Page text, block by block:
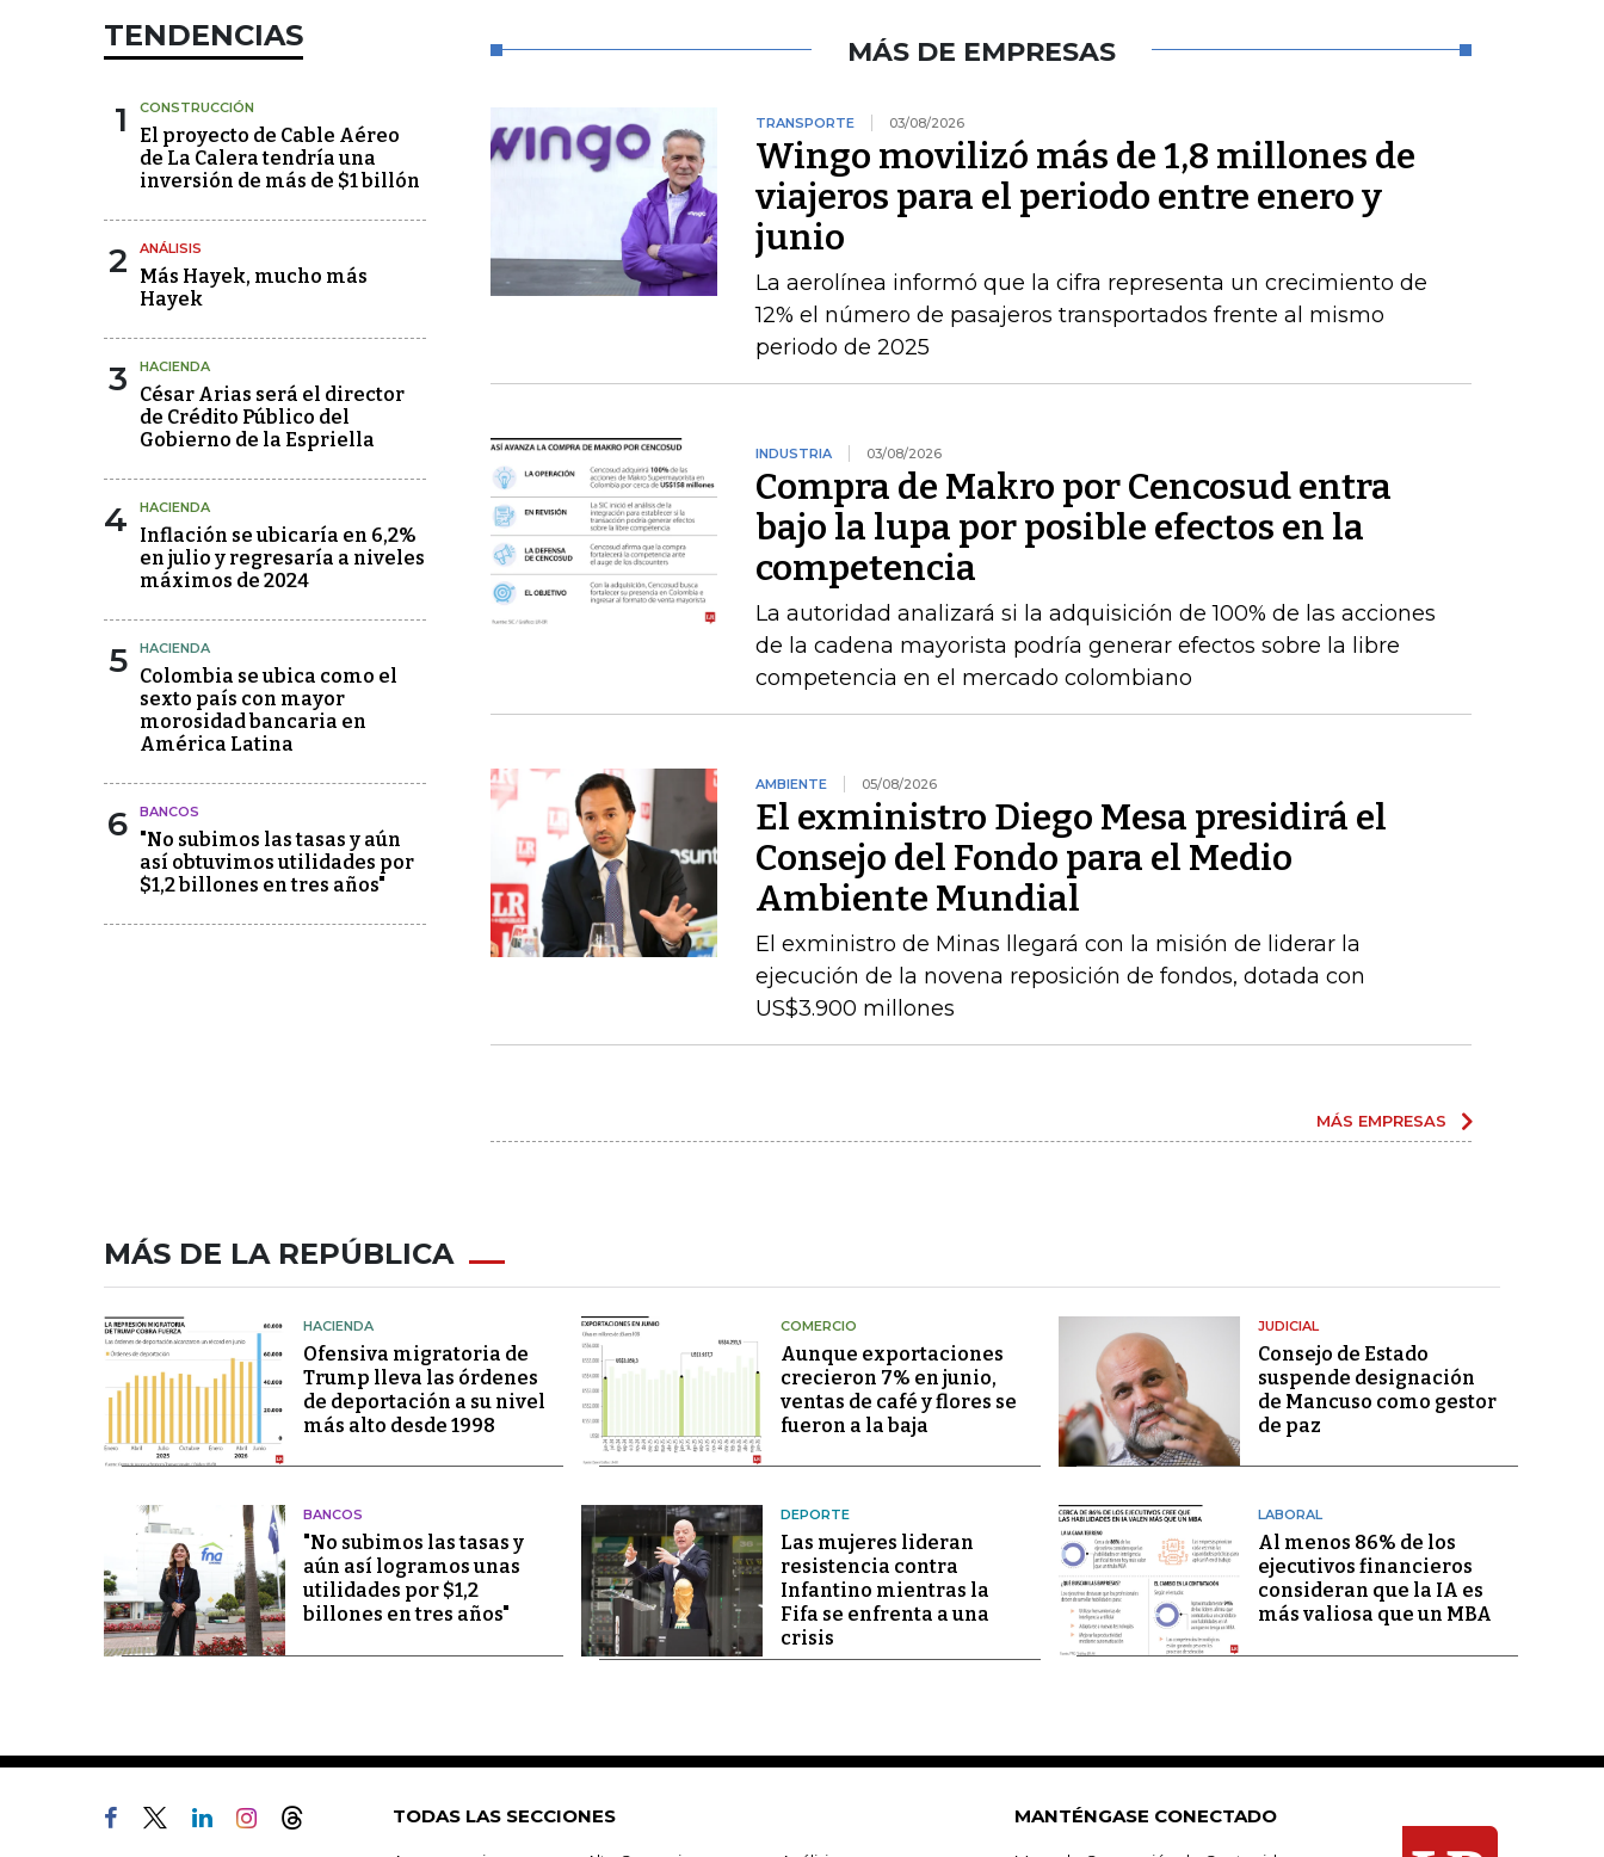
TENDENCIAS
1 CONSTRUCCIÓN
El proyecto de Cable Aéreo
de La Calera tendría una
inversión de más de $1 billón
2 ANÁLISIS
Más Hayek, mucho más
Hayek
3 HACIENDA
César Arias será el director
de Crédito Público del
Gobierno de la Espriella
4 HACIENDA
Inflación se ubicaría en 6,2%
en julio y regresaría a niveles
máximos de 2024
5 HACIENDA
Colombia se ubica como el
sexto país con mayor
morosidad bancaria en
América Latina
6 BANCOS
"No subimos las tasas y aún
así obtuvimos utilidades por
$1,2 billones en tres años"
MÁS DE EMPRESAS
TRANSPORTE 03/08/2026
Wingo movilizó más de 1,8 millones de
viajeros para el periodo entre enero y
junio
La aerolínea informó que la cifra representa un crecimiento de
12% el número de pasajeros transportados frente al mismo
periodo de 2025
INDUSTRIA 03/08/2026
Compra de Makro por Cencosud entra
bajo la lupa por posible efectos en la
competencia
La autoridad analizará si la adquisición de 100% de las acciones
de la cadena mayorista podría generar efectos sobre la libre
competencia en el mercado colombiano
AMBIENTE 05/08/2026
El exministro Diego Mesa presidirá el
Consejo del Fondo para el Medio
Ambiente Mundial
El exministro de Minas llegará con la misión de liderar la
ejecución de la novena reposición de fondos, dotada con
US$3.900 millones
MÁS EMPRESAS
MÁS DE LA REPÚBLICA
HACIENDA
Ofensiva migratoria de
Trump lleva las órdenes
de deportación a su nivel
más alto desde 1998
COMERCIO
Aunque exportaciones
crecieron 7% en junio,
ventas de café y flores se
fueron a la baja
JUDICIAL
Consejo de Estado
suspende designación
de Mancuso como gestor
de paz
BANCOS
"No subimos las tasas y
aún así logramos unas
utilidades por $1,2
billones en tres años"
DEPORTE
Las mujeres lideran
resistencia contra
Infantino mientras la
Fifa se enfrenta a una
crisis
LABORAL
Al menos 86% de los
ejecutivos financieros
consideran que la IA es
más valiosa que un MBA
TODAS LAS SECCIONES MANTÉNGASE CONECTADO